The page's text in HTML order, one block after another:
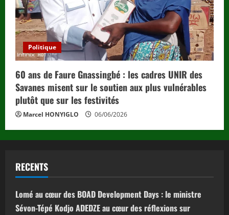
Politique
60 ans de Faure Gnassingbé : les cadres UNIR des
Savanes misent sur le soutien aux plus vulnérables
plutôt que sur les festivités
Marcel HONYIGLO 06/06/2026
RECENTS
Lomé au cœur des BOAD Development Days : le ministre
Sévon-Tépé Kodjo ADEDZE au cœur des réflexions sur